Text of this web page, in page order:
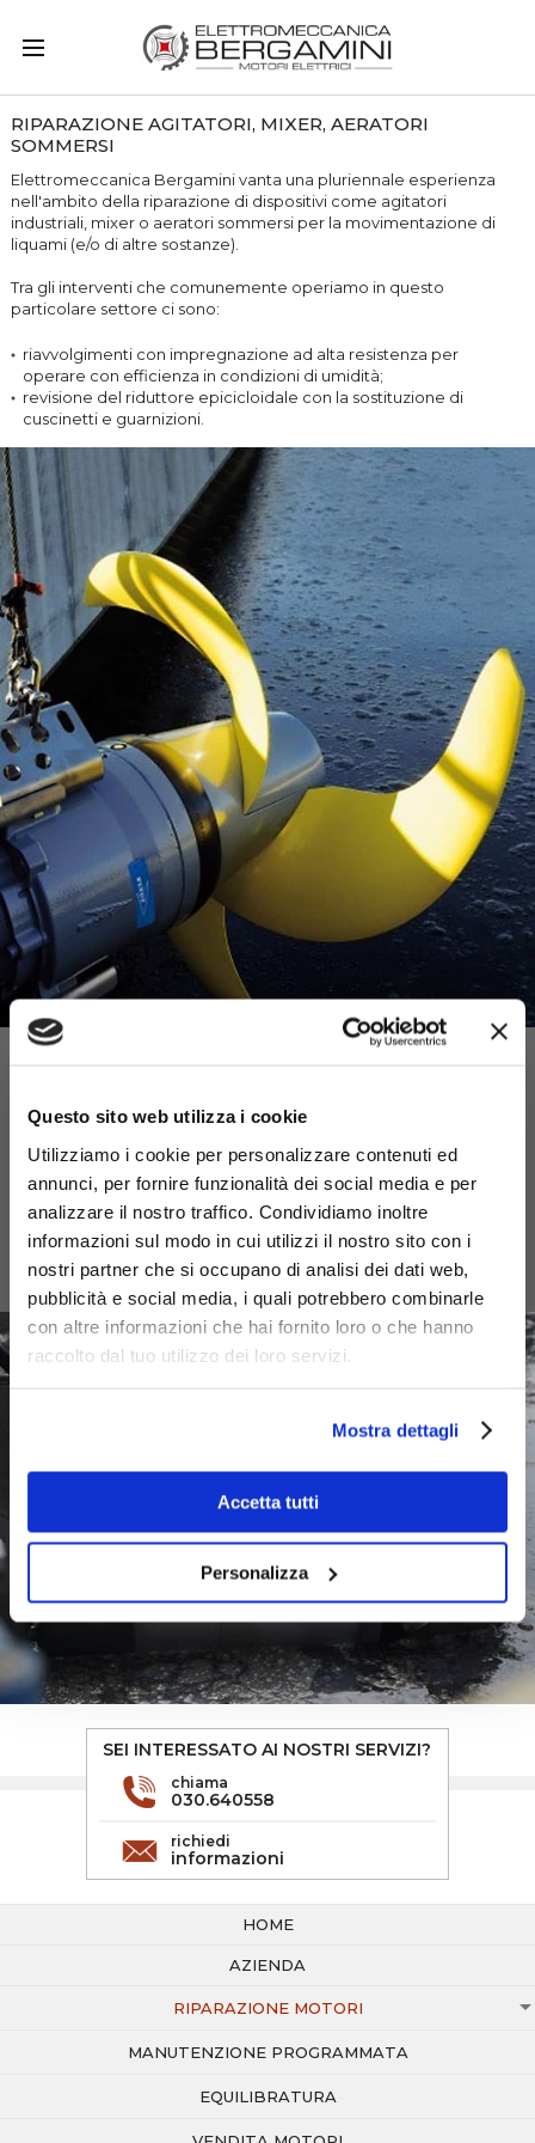
Questo sito web utilizza i cookie
Utilizziamo i cookie per personalizzare contenuti ed
annunci, per fornire funzionalità dei social media e per
analizzare il nostro traffico. Condividiamo inoltre
informazioni sul modo in cui utilizzi il nostro sito con i
nostri partner che si occupano di analisi dei dati web,
pubblicità e social media, i quali potrebbero combinarle
con altre informazioni che hai fornito loro o che hanno
raccolto dal tuo utilizzo dei loro servizi.
Mostra dettagli
Accetta tutti
Personalizza
RIPARAZIONE AGITATORI, MIXER, AERATORI
SOMMERSI
Elettromeccanica Bergamini vanta una pluriennale esperienza
nell'ambito della riparazione di dispositivi come agitatori
industriali, mixer o aeratori sommersi per la movimentazione di
liquami (e/o di altre sostanze).
Tra gli interventi che comunemente operiamo in questo
particolare settore ci sono:
riavvolgimenti con impregnazione ad alta resistenza per
operare con efficienza in condizioni di umidità;
revisione del riduttore epicicloidale con la sostituzione di
cuscinetti e guarnizioni.
apparecchiature progettate per essere utilizzate in atmosfera
esplosiva, che richiedono massima attenzione per operare in
piena sicurezza.
Effettuiamo tutti i test elettrici necessari alla verifica del corretto
funzionamento della macchina.
Alcuni dei marchi trattati
Criman, Flygt, Sulzer, Zenit.
SEI INTERESSATO AI NOSTRI SERVIZI?
chiama
030.640558
richiedi
informazioni
HOME
AZIENDA
RIPARAZIONE MOTORI
MANUTENZIONE PROGRAMMATA
EQUILIBRATURA